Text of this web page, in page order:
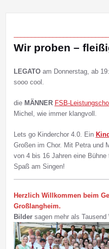
Wir proben –
LEGATO am Donnerstag, ab
sooo cool.
die MÄNNER FSB-
Michel, wie immer klangvoll.
Lets go Kinderchor 4.0. Ein
Großen im Chor. Mit Petra und
von 4 bis 16 Jahren eine
Spaß am Singen!
Herzlich Willkommen beim
Großlangheim.
Bilder sagen mehr als